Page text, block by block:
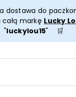
głównej
konto
głównego
dostawa do
markę Lucky
"luckylou15" 🛒